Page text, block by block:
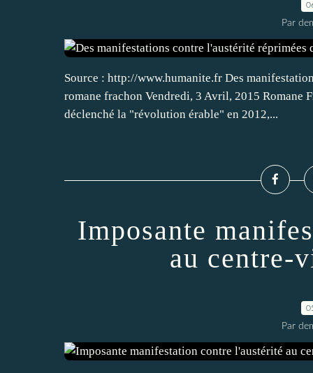
Par
Source : http://www.humanite.fr Des
romane frachon Vendredi, 3 Avril, 2015 Romane
déclenché la "révolution érable" en 2012,...
Imposante
au centre-
Par